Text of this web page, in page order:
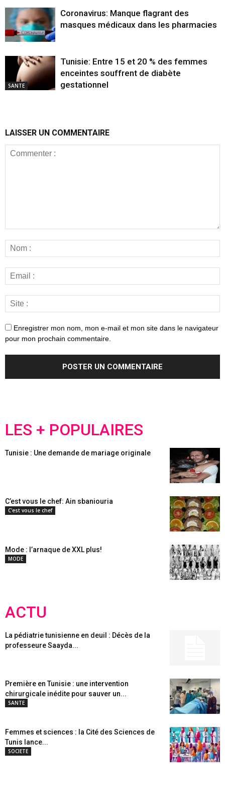
Coronavirus: Manque flagrant des
masques médicaux dans les pharmacies
SANTE
Tunisie: Entre 15 et 20 % des femmes
enceintes souffrent de diabète
gestationnel
LAISSER UN COMMENTAIRE
Enregistrer mon nom, mon e-mail et mon site dans le navigateur
pour mon prochain commentaire.
LES + POPULAIRES
Tunisie : Une demande de mariage originale
C’est vous le chef: Ain sbaniouria
C'est vous le chef
Mode : l’arnaque de XXL plus!
MODE
ACTU
La pédiatrie tunisienne en deuil : Décès de la
professeure Saayda...
Première en Tunisie : une intervention
chirurgicale inédite pour sauver un...
SANTE
Femmes et sciences : la Cité des Sciences de
Tunis lance...
SOCIETE